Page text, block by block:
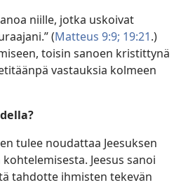
niille, jotka uskoivat
(Matteus 9:9; 19:21.)
toisin sanoen kristittynä
vastauksia kolmeen
tulee noudattaa Jeesuksen
Jeesus sanoi
tahdotte ihmisten tekevän